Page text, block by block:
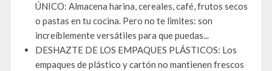
ÚNICO: Almacena harina, cereales, café, frutos secos
o pastas en tu cocina. Pero no te limites: son
increíblemente versátiles para que puedas...
DESHAZTE DE LOS EMPAQUES PLÁSTICOS: Los
empaques de plástico y cartón no mantienen frescos